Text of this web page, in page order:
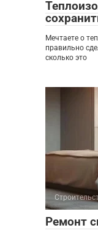
Мечтаете о
правильно
сколько это
Ремонт